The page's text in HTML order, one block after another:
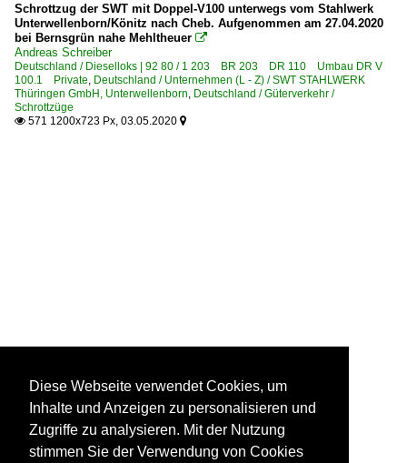
Schrottzug der SWT mit Doppel-V100 unterwegs vom Stahlwerk
Unterwellenborn/Könitz nach Cheb. Aufgenommen am 27.04.2020
bei Bernsgrün nahe Mehltheuer 
Andreas Schreiber
Deutschland / Dieselloks | 92 80 / 1 203 BR 203 DR 110 Umbau DR V
100.1 Private Deutschland / Unternehmen (L - Z) / SWT STAHLWERK
Thüringen GmbH, Unterwellenborn Deutschland / Güterverkehr /
Schrottzüge
 571 1200x723 Px, 03.05.2020 
Diese Webseite verwendet Cookies, um
Inhalte und Anzeigen zu personalisieren und
Zugriffe zu analysieren. Mit der Nutzung
stimmen Sie der Verwendung von Cookies